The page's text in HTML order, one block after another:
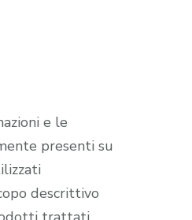
e le
presenti su
descrittivo